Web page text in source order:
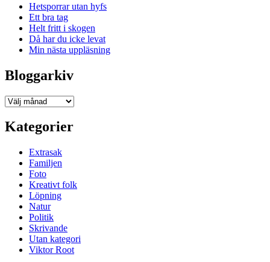
Hetsporrar utan hyfs
Ett bra tag
Helt fritt i skogen
Då har du icke levat
Min nästa uppläsning
Bloggarkiv
Bloggarkiv
Kategorier
Extrasak
Familjen
Foto
Kreativt folk
Löpning
Natur
Politik
Skrivande
Utan kategori
Viktor Root